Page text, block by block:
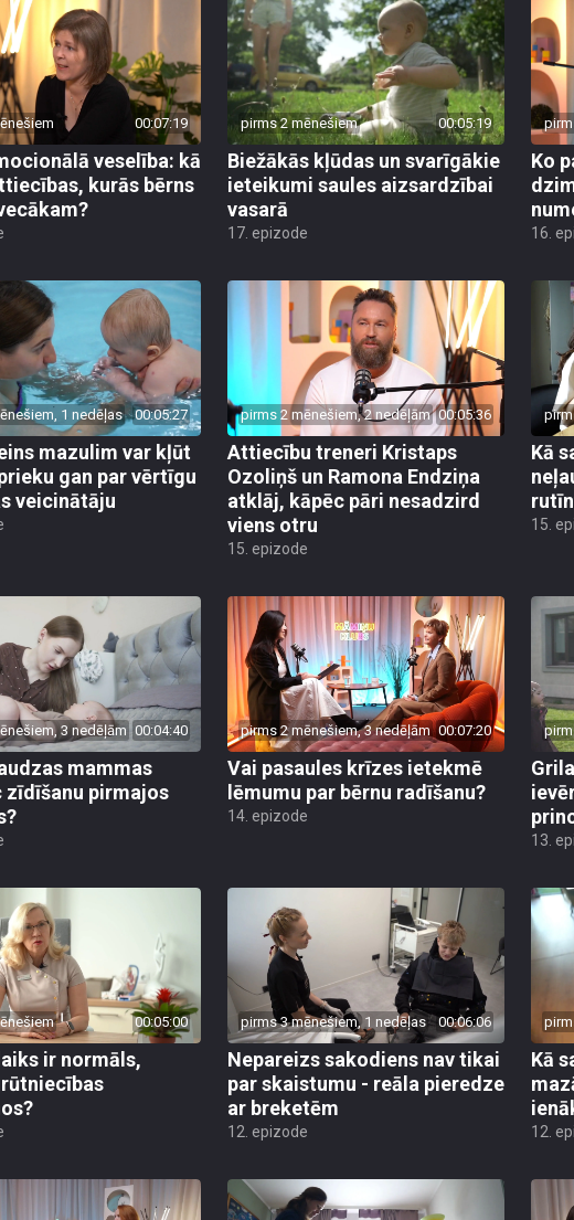
00:07:19
veselība: kā
kurās bērns
pirms 2 mēnešiem 00:05:19
Biežākās kļūdas un svarīgākie
ieteikumi saules aizsardzībai
vasarā
17. epizode
Ko
16.
1 nedēļas 00:05:27
mazulim var kļūt
gan par vērtīgu
veicinātāju
pirms 2 mēnešiem, 2 nedēļām 00:05:36
Attiecību treneri Kristaps
Ozoliņš un Ramona Endziņa
atklāj, kāpēc pāri nesadzird
viens otru
15. epizode
Kā
15.
3 nedēļām 00:04:40
mammas
zīdīšanu pirmajos
pirms 2 mēnešiem, 3 nedēļām 00:07:20
Vai pasaules krīzes ietekmē
lēmumu par bērnu radīšanu?
14. epizode
13.
00:05:00
ir normāls,
pirms 3 mēnešiem, 1 nedēļas 00:06:06
Nepareizs sakodiens nav tikai
par skaistumu - reāla pieredze
ar breketēm
12. epizode
Kā
12.